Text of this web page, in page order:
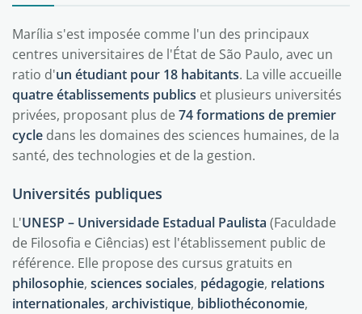
Marília s'est imposée comme l'un des principaux
centres universitaires de l'État de São Paulo, avec un
ratio d'un étudiant pour 18 habitants. La ville accueille
quatre établissements publics et plusieurs universités
privées, proposant plus de74 formations de premier
cycle dans les domaines des sciences humaines, de la
santé, des technologies et de la gestion.
Universités publiques
L'UNESP – Universidade Estadual Paulista (Faculdade
de Filosofia e Ciências) est l'établissement public de
référence. Elle propose des cursus gratuits en
philosophie, sciences sociales, pédagogie, relations
internationales, archivistique, bibliothéconomie,